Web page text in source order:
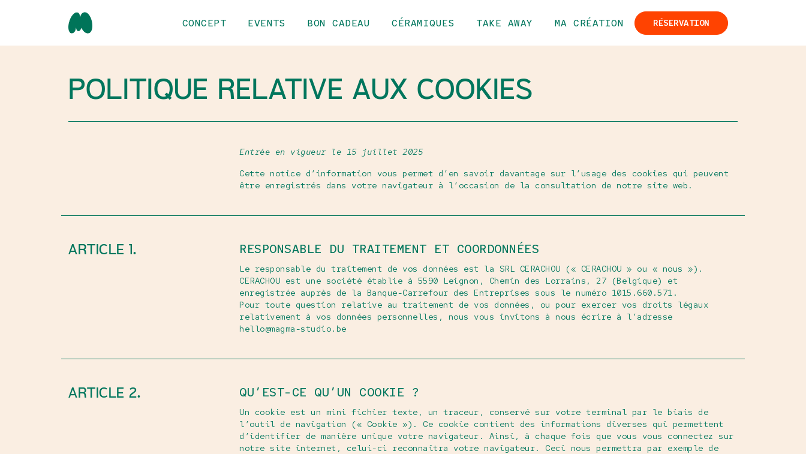
CONCEPT EVENTS BON CADEAU CÉRAMIQUES TAKE AWAY MA CRÉATION RÉSERVATION
POLITIQUE RELATIVE AUX COOKIES
Entrée en vigueur le 15 juillet 2025
Cette notice d’information vous permet d’en savoir davantage sur l’usage des cookies qui peuvent
être enregistrés dans votre navigateur à l’occasion de la consultation de notre site web.
ARTICLE 1. RESPONSABLE DU TRAITEMENT ET COORDONNÉES
Le responsable du traitement de vos données est la SRL CERACHOU (« CERACHOU » ou « nous »).
CERACHOU est une société établie à 5590 Leignon, Chemin des Lorrains, 27 (Belgique) et
enregistrée auprès de la Banque-Carrefour des Entreprises sous le numéro 1015.660.571.
Pour toute question relative au traitement de vos données, ou pour exercer vos droits légaux
relativement à vos données personnelles, nous vous invitons à nous écrire à l’adresse
hello@magma-studio.be
ARTICLE 2. QU’EST-CE QU’UN COOKIE ?
Un cookie est un mini fichier texte, un traceur, conservé sur votre terminal par le biais de
l’outil de navigation (« Cookie »). Ce cookie contient des informations diverses qui permettent
d’identifier de manière unique votre navigateur. Ainsi, à chaque fois que vous vous connectez sur
notre site internet, celui-ci reconnaîtra votre navigateur. Ceci nous permettra par exemple de